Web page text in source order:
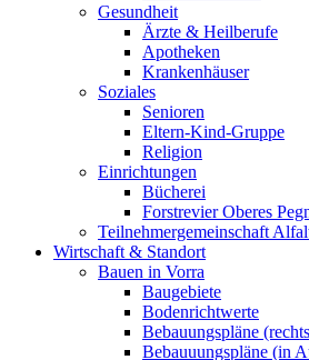
Gesundheit
Ärzte & Heilberufe
Apotheken
Krankenhäuser
Soziales
Senioren
Eltern-Kind-Gruppe
Religion
Einrichtungen
Bücherei
Forstrevier Oberes
Teilnehmergemeinschaft
Wirtschaft & Standort
Bauen in Vorra
Baugebiete
Bodenrichtwerte
Bebauungspläne
Bebauuungspläne (in